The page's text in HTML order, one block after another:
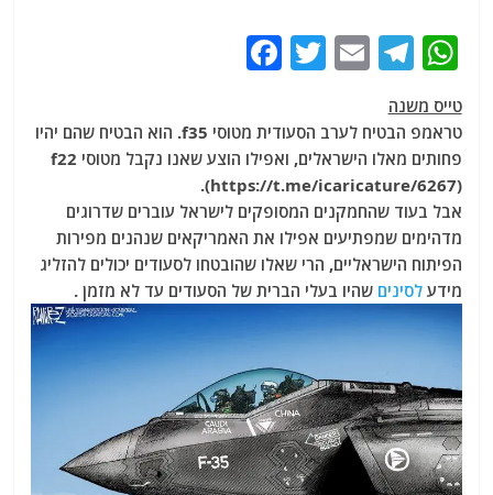
W
at
s
A
p
p
T
e
g
ra
m
E
ai
l
T
itt
er
c
e
b
o
o
k
טייס משנה
טראמפ הבטיח לערב הסעודית מטוסי f35. הוא הבטיח שהם יהיו
פחותים מאלו הישראלים, ואפילו הוצע שאנו נקבל מטוסי f22
(https://t.me/icaricature/6267).
אבל בעוד שהחמקנים המסופקים לישראל עוברים שדרוגים
מדהימים שמפתיעים אפילו את האמריקאים שנהנים מפירות
הפיתוח הישראליים, הרי שאלו שהובטחו לסעודים יכולים להזליג
מידעלסינים שהיו בעלי הברית של הסעודים עד לא מזמן .